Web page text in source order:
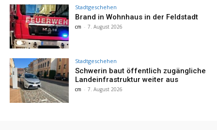
Stadtgeschehen
Brand in Wohnhaus in der Feldstadt
cm - 7. August 2026
Stadtgeschehen
Schwerin baut öffentlich zugängliche
Landeinfrastruktur weiter aus
cm - 7. August 2026